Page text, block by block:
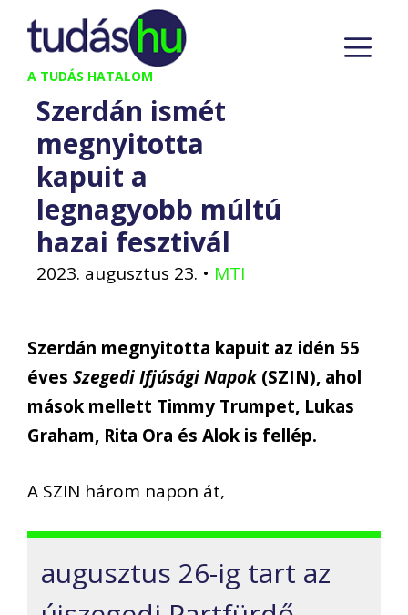
Kilépés
tartalomba
A TUDÁS HATALOM
Szerdán ismét
megnyitotta
kapuit a
legnagyobb múltú
hazai fesztivál
2023. augusztus 23. • MTI
Szerdán megnyitotta kapuit az idén 55
éves Szegedi Ifjúsági Napok(SZIN), ahol
mások mellett Timmy Trumpet, Lukas
Graham, Rita Ora és Alok is fellép.
A SZIN három napon át,
augusztus 26-ig tart az